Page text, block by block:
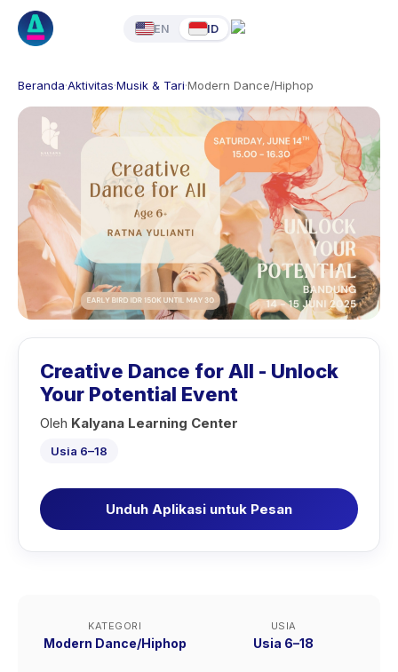
EN ID
Beranda·Aktivitas·Musik & Tari·Modern Dance/Hiphop
Creative Dance for All - Unlock
Your Potential Event
Oleh Kalyana Learning Center
Usia 6–18
Unduh Aplikasi untuk Pesan
KATEGORI
Modern Dance/Hiphop
USIA
Usia 6–18